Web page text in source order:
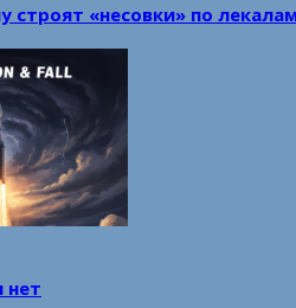
строят «несовки» по
нет